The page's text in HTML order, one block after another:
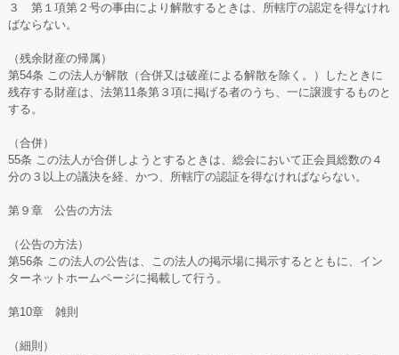
３ 第１項第２号の事由により解散するときは、所轄庁の認定を得なけれ
ばならない。
（残余財産の帰属）
第54条 この法人が解散（合併又は破産による解散を除く。）したときに
残存する財産は、法第11条第３項に掲げる者のうち、一に譲渡するものと
する。
（合併）
55条 この法人が合併しようとするときは、総会において正会員総数の４
分の３以上の議決を経、かつ、所轄庁の認証を得なければならない。
第９章 公告の方法
（公告の方法）
第56条 この法人の公告は、この法人の掲示場に掲示するとともに、イン
ターネットホームページに掲載して行う。
第10章 雑則
（細則）